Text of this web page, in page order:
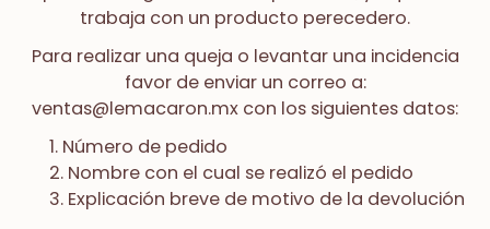
trabaja con un producto perecedero.
Para realizar una queja o levantar una incidencia
favor de enviar un correo a:
ventas@lemacaron.mx con los siguientes datos:
Número de pedido
Nombre con el cual se realizó el pedido
Explicación breve de motivo de la devolución